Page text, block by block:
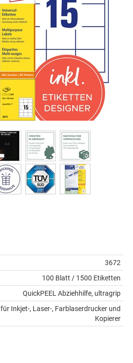
3672
100 Blatt / 1500 Etiketten
QuickPEEL Abziehhilfe, ultragrip
für Inkjet-, Laser-, Farblaserdrucker und
Kopierer